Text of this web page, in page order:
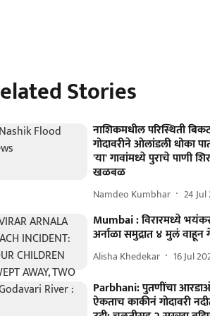
Stories
नाशिकमधील परिस्थिती
गोदावरीने ओलांडली धोका
'या' गावांमध्ये पुराचे पाणी
खळबळ
Namdeo Kumbhar 24
Mumbai : विरारमध्ये
अर्नाळा समुद्रात ४ मुलं वाहून
Alisha Khedekar 16 Jul
Parbhani: पुतणींचा
ऐकताच काकीनं गोदावरी